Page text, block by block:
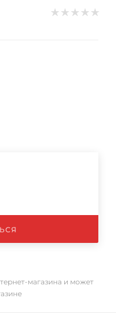
магазина и может